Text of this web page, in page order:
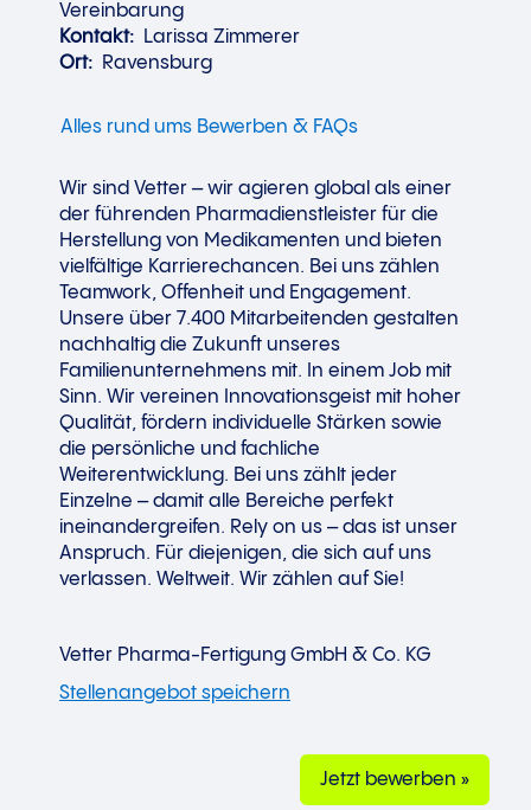
Vereinbarung
Kontakt: Larissa Zimmerer
Ort: Ravensburg
Alles rund ums Bewerben & FAQs
Wir sind Vetter – wir agieren global als einer
der führenden Pharmadienstleister für die
Herstellung von Medikamenten und bieten
vielfältige Karrierechancen. Bei uns zählen
Teamwork, Offenheit und Engagement.
Unsere über 7.400 Mitarbeitenden gestalten
nachhaltig die Zukunft unseres
Familienunternehmens mit. In einem Job mit
Sinn. Wir vereinen Innovationsgeist mit hoher
Qualität, fördern individuelle Stärken sowie
die persönliche und fachliche
Weiterentwicklung. Bei uns zählt jeder
Einzelne – damit alle Bereiche perfekt
ineinandergreifen. Rely on us – das ist unser
Anspruch. Für diejenigen, die sich auf uns
verlassen. Weltweit. Wir zählen auf Sie!
Vetter Pharma-Fertigung GmbH & Co. KG
Jetzt bewerben »